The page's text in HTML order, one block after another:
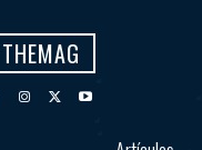
THEMAG